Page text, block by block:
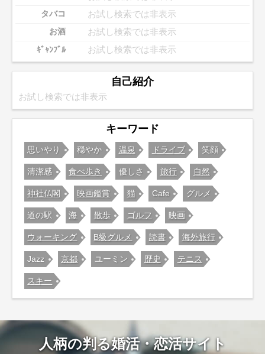
タバコ お試し検索では非表示
お酒 お試し検索では非表示
ｷﾞｬﾝﾌﾞﾙ お試し検索では非表示
自己紹介
お試し検索では非表示
キーワード
思いやり 穏やか 温泉 ドライブ 笑顔
清潔感 食べ歩き 優しさ 旅行 自然
神社仏閣 映画鑑賞 猫 Cafe グルメ
道の駅 海 散歩 ゴルフ 映画
ウォーキング B級グルメ 読書 海外旅行
Jazz 京都 ユーミン 歴史 テニス
スキー
人柄の判る婚活・恋活サイト